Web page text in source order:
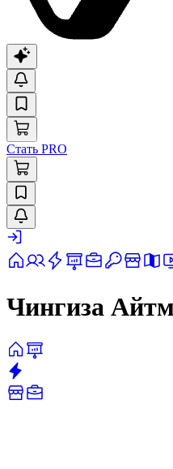
Стать PRO
Чингиза